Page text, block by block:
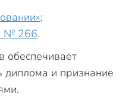
;
№ 266.
обеспечивает
диплома и признание